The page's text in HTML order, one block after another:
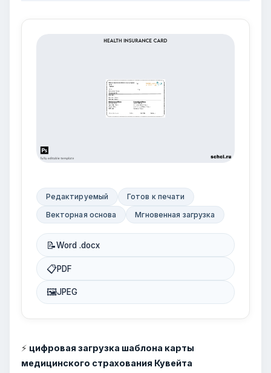
Редактируемый
Готов к печати
Векторная основа
Мгновенная загрузка
📝Word .docx
📋PDF
🖼JPEG
⚡ цифровая загрузка шаблона карты
медицинского страхования Кувейта